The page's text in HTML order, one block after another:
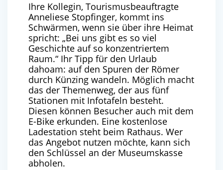
Ihre Kollegin, Tourismusbeauftragte
Anneliese Stopfinger, kommt ins
Schwärmen, wenn sie über ihre Heimat
spricht: „Bei uns gibt es so viel
Geschichte auf so konzentriertem
Raum.“ Ihr Tipp für den Urlaub
dahoam: auf den Spuren der Römer
durch Künzing wandeln. Möglich macht
das der Themenweg, der aus fünf
Stationen mit Infotafeln besteht.
Diesen können Besucher auch mit dem
E-Bike erkunden. Eine kostenlose
Ladestation steht beim Rathaus. Wer
das Angebot nutzen möchte, kann sich
den Schlüssel an der Museumskasse
abholen.